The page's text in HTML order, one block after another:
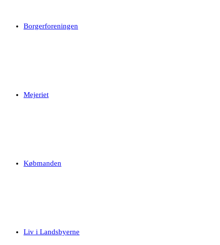
Borgerforeningen
Mejeriet
Købmanden
Liv i Landsbyerne